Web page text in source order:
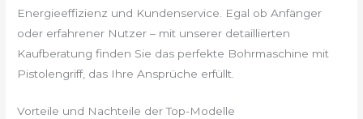
Energieeffizienz und Kundenservice. Egal ob Anfänger
oder erfahrener Nutzer – mit unserer detaillierten
Kaufberatung finden Sie das perfekte Bohrmaschine mit
Pistolengriff, das Ihre Ansprüche erfüllt.
Vorteile und Nachteile der Top-Modelle